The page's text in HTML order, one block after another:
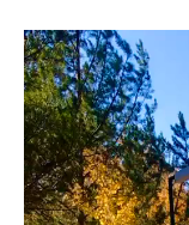
Video
Player